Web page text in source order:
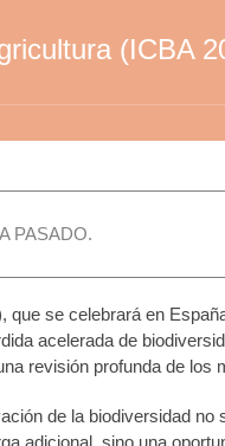
(ICBA
PASADO.
se celebrará en
acelerada de
revisión profunda de los
de la biodiversidad no
adicional, sino una